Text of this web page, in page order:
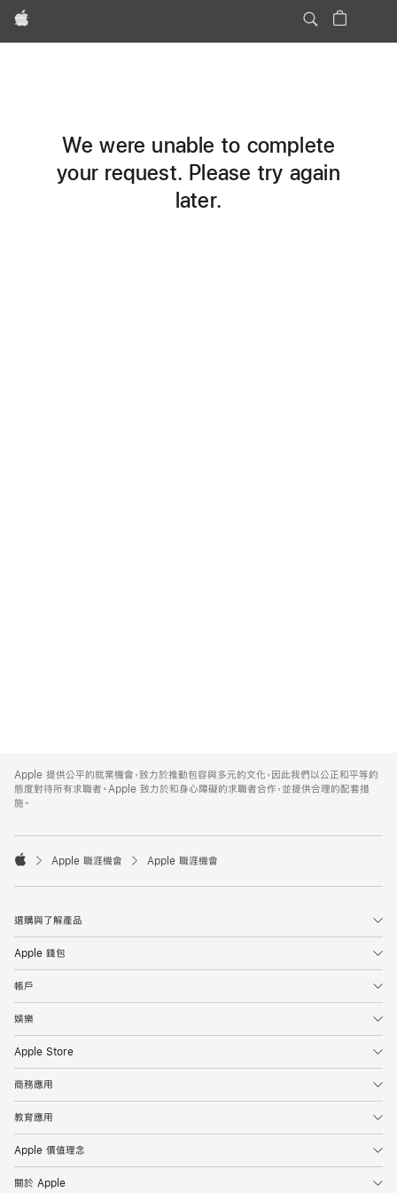
Apple
We were unable to complete
your request. Please try again
later.
Footer
Apple 提供公平的就業機會，致力於推動包容與多元的文化，因此我們以公正和平等的
態度對待所有求職者。Apple 致力於和身心障礙的求職者合作，並提供合理的配套措
施。

Apple 職涯機會 Apple 職涯機會
選購與了解產品
Apple 錢包
帳戶
娛樂
Apple Store
商務應用
教育應用
Apple 價值理念
關於 Apple